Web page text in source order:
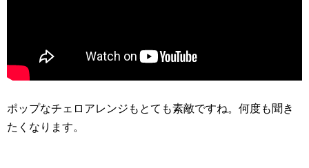
ポップなチェロアレンジもとても素敵ですね。何度も聞き
たくなります。